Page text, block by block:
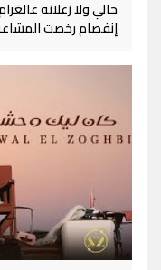
حالي ولا زعلانه
إنفصام رخصت